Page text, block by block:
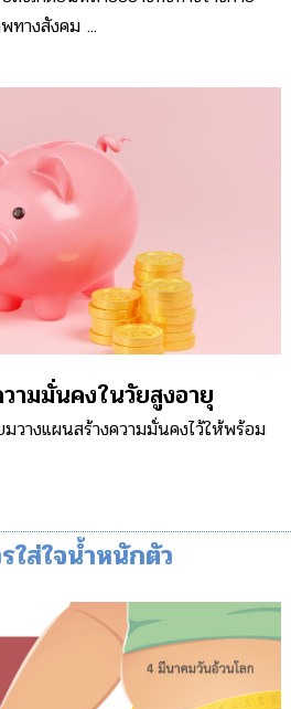
ทางสังคม ...
ามมั่นคงในวัยสูงอายุ
มวางแผนสร้างความมั่นคงไว้ให้พร้อม
ใส่ใจน้ำหนักตัว